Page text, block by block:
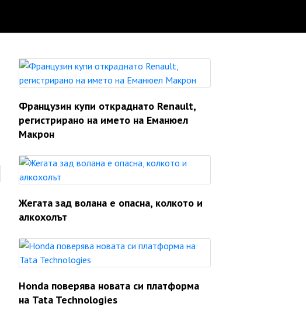
Французин купи откраднато Renault,
регистрирано на името на Еманюел
Макрон
Жегата зад волана е опасна, колкото и
алкохолът
Honda поверява новата си платформа
на Tata Technologies